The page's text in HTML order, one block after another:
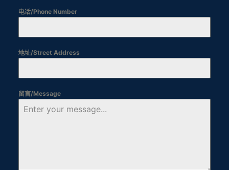
电话/Phone Number
地址/Street Address
留言/Message